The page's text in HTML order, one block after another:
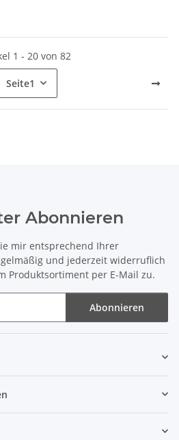
1 - 20 von 82
Seite1
Abonnieren
mir entsprechend Ihrer
und jederzeit widerruflich
Produktsortiment per E-Mail zu.
Abonnieren